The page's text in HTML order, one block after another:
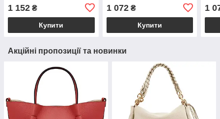
рудого кольору «Лінда»
1 152 ₴
Купити
відділення з екошкіри
«Лінда»
1 072₴
Купити
1
Акційні пропозиції та новинки